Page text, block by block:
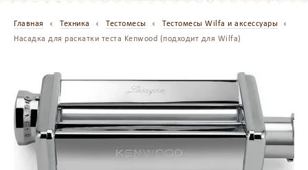
Главная Техника Тестомесы
Тестомесы Wilfa и аксессуары
Насадка для раскатки теста Kenwood (подходит для Wilfa)